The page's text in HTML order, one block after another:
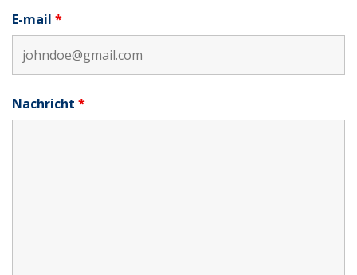
E-mail *
Nachricht *